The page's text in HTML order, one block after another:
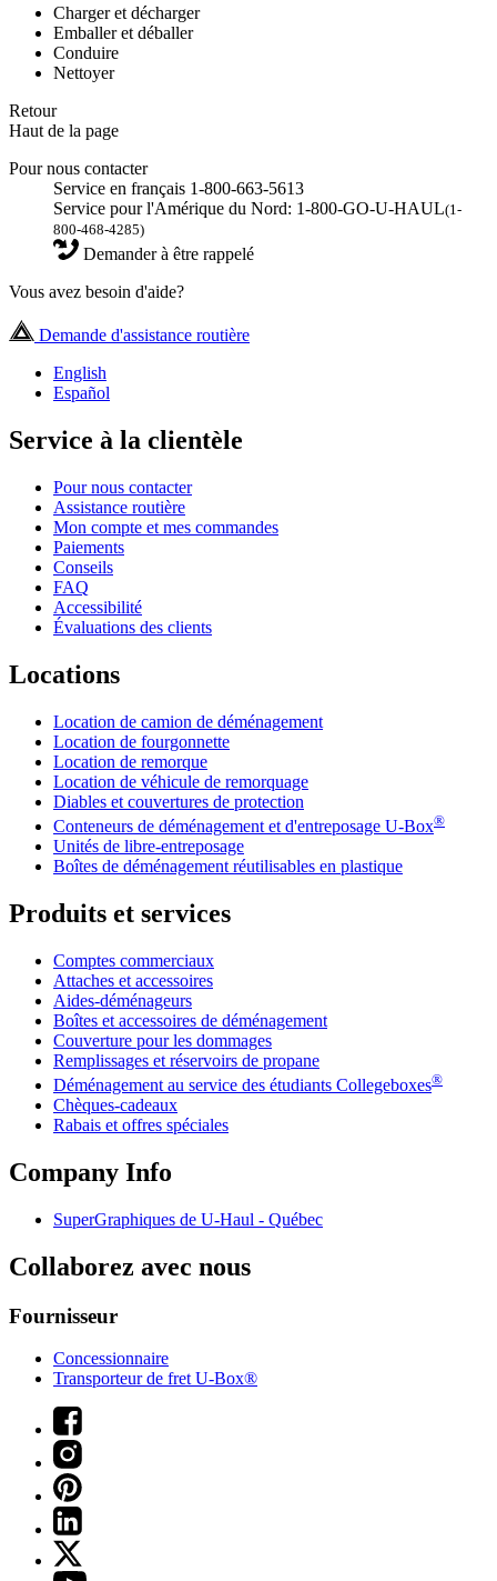
Charger et décharger
Emballer et déballer
Conduire
Nettoyer
Retour
Haut de la page
Pour nous contacter
Service en français 1-800-663-5613
Service pour l'Amérique du Nord: 1-800-GO-U-HAUL(1-
800-468-4285)
Demander à être rappelé
Vous avez besoin d'aide?
Demande d'assistance routière
English
Español
Service à la clientèle
Pour nous contacter
Assistance routière
Mon compte et mes commandes
Paiements
Conseils
FAQ
Accessibilité
Évaluations des clients
Locations
Location de camion de déménagement
Location de fourgonnette
Location de remorque
Location de véhicule de remorquage
Diables et couvertures de protection
Conteneurs de déménagement et d'entreposage U-Box®
Unités de libre-entreposage
Boîtes de déménagement réutilisables en plastique
Produits et services
Comptes commerciaux
Attaches et accessoires
Aides-déménageurs
Boîtes et accessoires de déménagement
Couverture pour les dommages
Remplissages et réservoirs de propane
Déménagement au service des étudiants Collegeboxes®
Chèques-cadeaux
Rabais et offres spéciales
Company Info
SuperGraphiques de U-Haul - Québec
Collaborez avec nous
Fournisseur
Concessionnaire
Transporteur de fret U-Box®